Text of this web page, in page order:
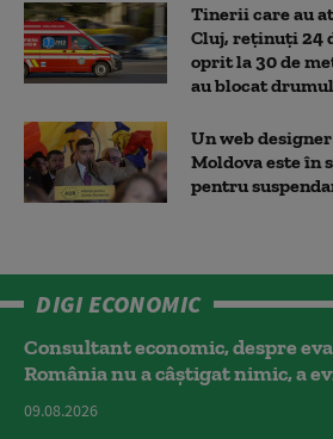
Tinerii care au
Cluj, reținuți 24
oprit la 30 de
au blocat
Un web
Moldova este în
pentru
DIGI ECONOMIC
Consultant economic, despre
România nu a câştigat nimic, a
09.08.2026